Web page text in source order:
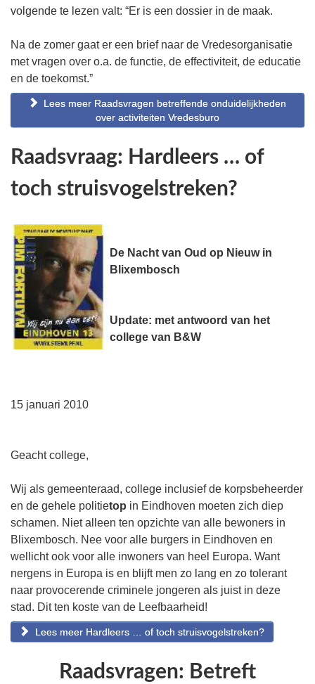
volgende te lezen valt: “Er is een dossier in de maak.
Na de zomer gaat er een brief naar de Vredesorganisatie
met vragen over o.a. de functie, de effectiviteit, de educatie
en de toekomst.”
Lees meer Raadsvragen betreffende onduidelijkheden
over activiteiten Vredesburo
Raadsvraag: Hardleers … of
toch struisvogelstreken?
De Nacht van Oud op Nieuw in
Blixembosch
Update: met antwoord van het
college van B&W
15 januari 2010
Geacht college,
Wij als gemeenteraad, college inclusief de korpsbeheerder
en de gehele politietop in Eindhoven moeten zich diep
schamen. Niet alleen ten opzichte van alle bewoners in
Blixembosch. Nee voor alle burgers in Eindhoven en
wellicht ook voor alle inwoners van heel Europa. Want
nergens in Europa is en blijft men zo lang en zo tolerant
naar provocerende criminele jongeren als juist in deze
stad. Dit ten koste van de Leefbaarheid!
Lees meer Hardleers … of toch struisvogelstreken?
Raadsvragen: Betreft